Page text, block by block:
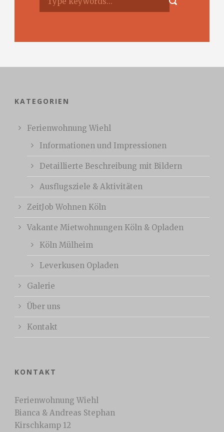
KATEGORIEN
Ferienwohnung Wiehl
Informationen und Impressionen
Detaillierte Beschreibung mit Bildern
Ausflugsziele & Aktivitäten
ZeitJob Wohnen Köln
Vakante Mietwohnungen Köln & Opladen
Köln Mülheim
Leverkusen Opladen
Galerie
Über uns
Kontakt
KONTAKT
Ferienwohnung Wiehl
Bianca & Andreas Stephan
Kirschkamp 12